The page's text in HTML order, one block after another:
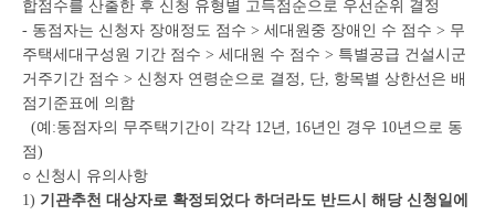
합점수를 산출한 후 신청 유형별 고득점순으로 우선순위 결정
- 동점자는 신청자 장애정도 점수 > 세대원중 장애인 수 점수 > 무
주택세대구성원 기간 점수 > 세대원 수 점수 > 특별공급 건설시군
거주기간 점수 > 신청자 연령순으로 결정, 단, 항목별 상한선은 배
점기준표에 의함
(예:동점자의 무주택기간이 각각 12년, 16년인 경우 10년으로 동
점)
○ 신청시 유의사항
1) 기관추천 대상자로 확정되었다 하더라도 반드시 해당 신청일에